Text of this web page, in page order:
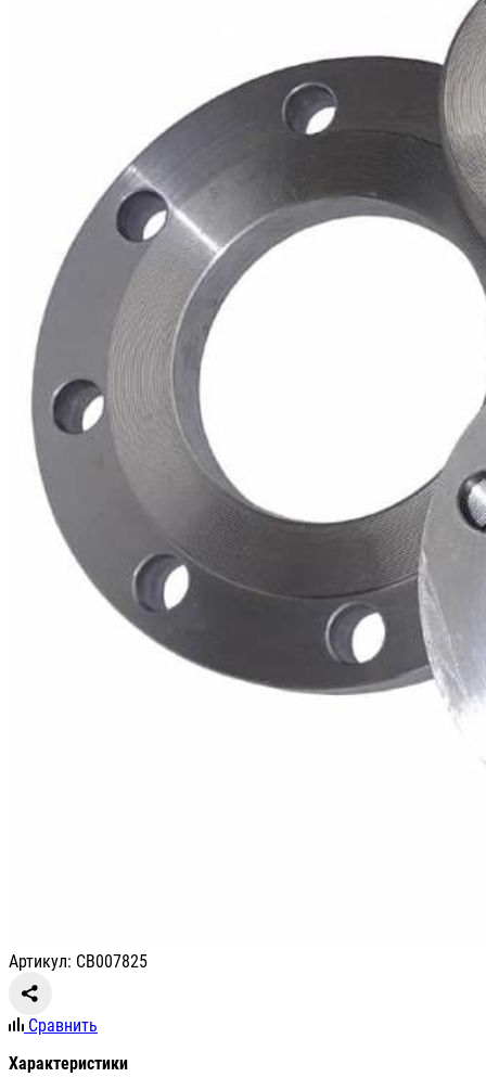
Артикул: СВ007825
Сравнить
Характеристики